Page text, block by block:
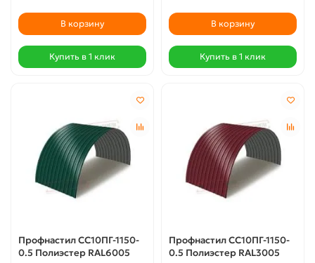
В корзину
Купить в 1 клик
В корзину
Купить в 1 клик
Профнастил СС10ПГ-1150-
0.5 Полиэстер RAL6005
Профнастил СС10ПГ-1150-
0.5 Полиэстер RAL3005